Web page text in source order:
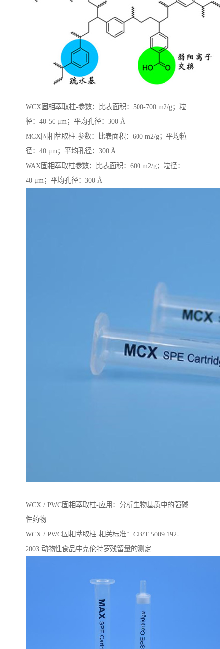
WCX固相萃取柱-参数：比表面积：500-700 m2/g；粒
径：40-50 μm；平均孔径：300 Å
MCX固相萃取柱-参数：比表面积：600 m2/g；平均粒
径：40 μm；平均孔径：300 Å
WAX固相萃取柱参数：比表面积：600 m2/g；粒径：
40 μm；平均孔径：300 Å
WCX / PWC固相萃取柱-应用：分析生物基质中的强碱
性药物
WCX / PWC固相萃取柱-相关标准：GB/T 5009.192-
2003 动物性⻝品中克伦特罗残留量的测定